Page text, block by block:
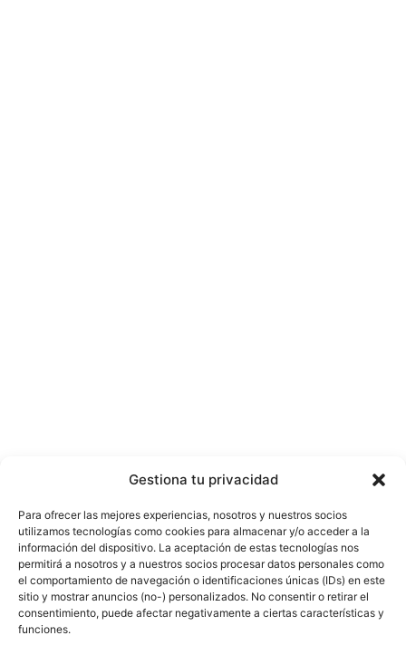
Gestiona tu privacidad
Para ofrecer las mejores experiencias, nosotros y nuestros socios
utilizamos tecnologías como cookies para almacenar y/o acceder a la
información del dispositivo. La aceptación de estas tecnologías nos
permitirá a nosotros y a nuestros socios procesar datos personales como
el comportamiento de navegación o identificaciones únicas (IDs) en este
sitio y mostrar anuncios (no-) personalizados. No consentir o retirar el
consentimiento, puede afectar negativamente a ciertas características y
funciones.